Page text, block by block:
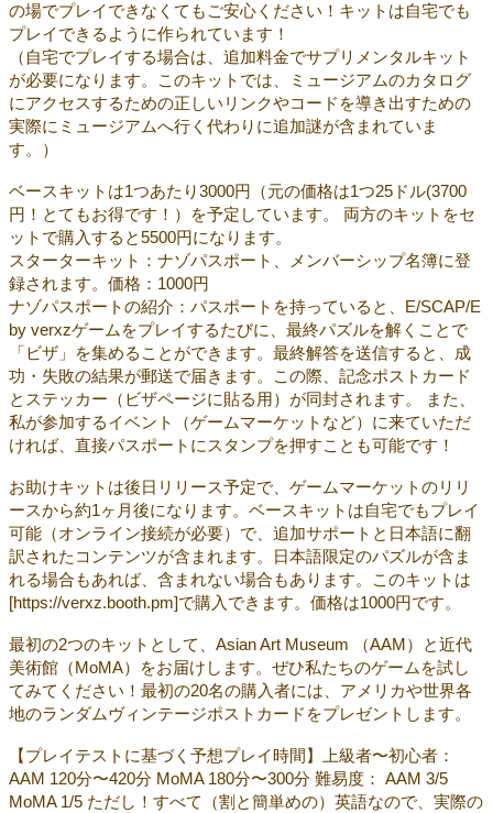
の場でプレイできなくてもご安心ください！キットは自宅でも
プレイできるように作られています！
（自宅でプレイする場合は、追加料金でサプリメンタルキット
が必要になります。このキットでは、ミュージアムのカタログ
にアクセスするための正しいリンクやコードを導き出すための
実際にミュージアムへ行く代わりに追加謎が含まれていま
す。）
ベースキットは1つあたり3000円（元の価格は1つ25ドル(3700
円！とてもお得です！）を予定しています。 両方のキットをセ
ットで購入すると5500円になります。
スターターキット：ナゾパスポート、メンバーシップ名簿に登
録されます。価格：1000円
ナゾパスポートの紹介：パスポートを持っていると、E/SCAP/E
by verxzゲームをプレイするたびに、最終パズルを解くことで
「ビザ」を集めることができます。最終解答を送信すると、成
功・失敗の結果が郵送で届きます。この際、記念ポストカード
とステッカー（ビザページに貼る用）が同封されます。 また、
私が参加するイベント（ゲームマーケットなど）に来ていただ
ければ、直接パスポートにスタンプを押すことも可能です！
お助けキットは後日リリース予定で、ゲームマーケットのリリ
ースから約1ヶ月後になります。ベースキットは自宅でもプレイ
可能（オンライン接続が必要）で、追加サポートと日本語に翻
訳されたコンテンツが含まれます。日本語限定のパズルが含ま
れる場合もあれば、含まれない場合もあります。このキットは
[https://verxz.booth.pm]で購入できます。価格は1000円です。
最初の2つのキットとして、Asian Art Museum （AAM）と近代
美術館（MoMA）をお届けします。ぜひ私たちのゲームを試し
てみてください！最初の20名の購入者には、アメリカや世界各
地のランダムヴィンテージポストカードをプレゼントします。
【プレイテストに基づく予想プレイ時間】上級者〜初心者：
AAM 120分〜420分 MoMA 180分〜300分 難易度： AAM 3/5
MoMA 1/5 ただし！すべて（割と簡単めの）英語なので、実際の